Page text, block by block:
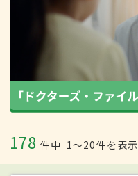
178 件中 1〜20件を表示